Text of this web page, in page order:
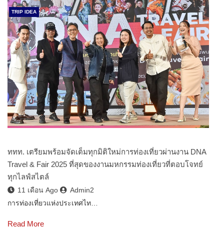
TRIP IDEA
ททท. เตรียมพร้อมจัดเต็มทุกมิติใหม่การท่องเที่ยวผ่านงาน DNA
Travel & Fair 2025 ที่สุดของงานมหกรรมท่องเที่ยวที่ตอบโจทย์
ทุกไลฟ์สไตล์
11 เดือน Ago
Admin2
การท่องเที่ยวแห่งประเทศไท…
Read More